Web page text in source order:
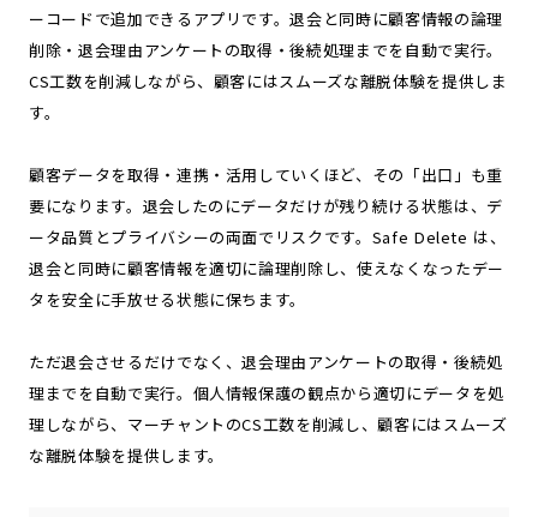
ーコードで追加できるアプリです。退会と同時に顧客情報の論理
削除・退会理由アンケートの取得・後続処理までを自動で実行。
CS工数を削減しながら、顧客にはスムーズな離脱体験を提供しま
す。
顧客データを取得・連携・活用していくほど、その「出口」も重
要になります。退会したのにデータだけが残り続ける状態は、デ
ータ品質とプライバシーの両面でリスクです。Safe Delete は、
退会と同時に顧客情報を適切に論理削除し、使えなくなったデー
タを安全に手放せる状態に保ちます。
ただ退会させるだけでなく、退会理由アンケートの取得・後続処
理までを自動で実行。個人情報保護の観点から適切にデータを処
理しながら、マーチャントのCS工数を削減し、顧客にはスムーズ
な離脱体験を提供します。